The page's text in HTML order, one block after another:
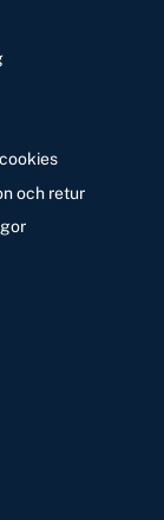
och retur